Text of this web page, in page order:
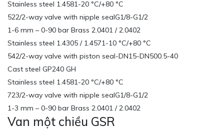
Stainless steel 1.4581-20 °C/+80 °C
522/2-way valve with nipple sealG1/8-G1/2
1-6 mm – 0-90 bar Brass 2.0401 / 2.0402
Stainless steel 1.4305 / 1.4571-10 °C/+80 °C
542/2-way valve with piston seal-DN15-DN500.5-40
Cast steel GP240 GH
Stainless steel 1.4581-20 °C/+80 °C
723/2-way valve with nipple sealG1/8-G1/2
1-3 mm – 0-90 bar Brass 2.0401 / 2.0402
Van một chiều GSR